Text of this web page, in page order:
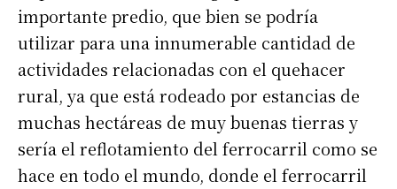
importante predio, que bien se podría
utilizar para una innumerable cantidad de
actividades relacionadas con el quehacer
rural, ya que está rodeado por estancias de
muchas hectáreas de muy buenas tierras y
sería el reflotamiento del ferrocarril como se
hace en todo el mundo, donde el ferrocarril